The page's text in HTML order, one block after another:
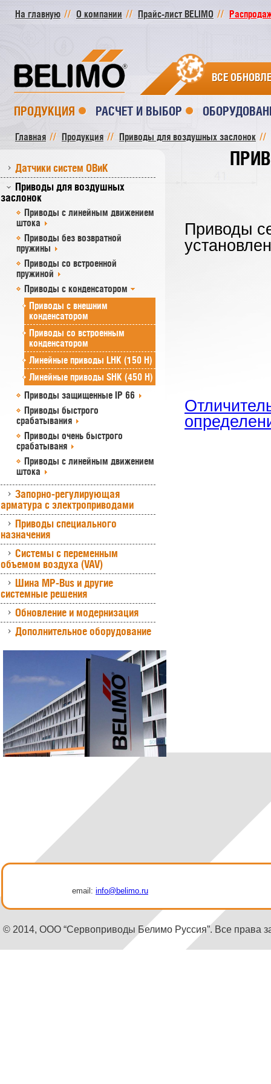
На главную О компании Прайс-лист BELIMO
ВСЕ
ПРОДУКЦИЯ РАСЧЕТ И ВЫБОР
Главная Продукция Приводы для воздушных заслонок
Датчики систем ОВиК
Приводы для воздушных
заслонок
Приводы с линейным движением
штока
Приводы без возвратной
пружины
Приводы со встроенной
пружиной
Приводы с конденсатором
Приводы с внешним
конденсатором
Приводы со встроенным
конденсатором
Линейные приводы LHK (150 Н)
Линейные приводы SHK (450 Н)
Приводы защищенные IP 66
Приводы быстрого
срабатывания
Приводы очень быстрого
срабатываня
Приводы с линейным движением
штока
Запорно-регулирующая
арматура с электроприводами
Приводы специального
назначения
Системы с переменным
объемом воздуха (VAV)
Шина MP-Bus и другие
системные решения
Обновление и модернизация
Дополнительное оборудование
Приводы
email: info@belimo.ru
© 2014, ООО “Сервоприводы Белимо Руссия”. Все права